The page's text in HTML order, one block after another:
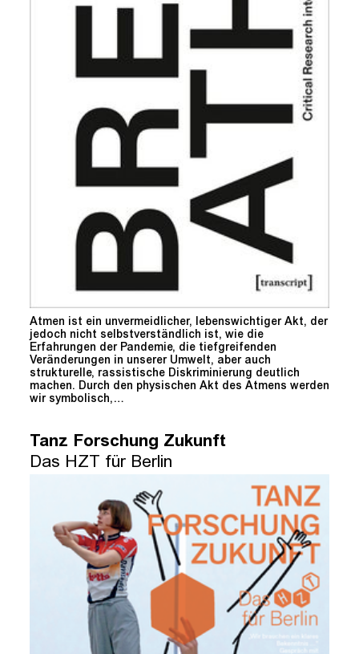
Atmen ist ein unvermeidlicher, lebenswichtiger Akt, der
jedoch nicht selbstverständlich ist, wie die
Erfahrungen der Pandemie, die tiefgreifenden
Veränderungen in unserer Umwelt, aber auch
strukturelle, rassistische Diskriminierung deutlich
machen. Durch den physischen Akt des Atmens werden
wir symbolisch,…
Tanz Forschung Zukunft
Das HZT für Berlin